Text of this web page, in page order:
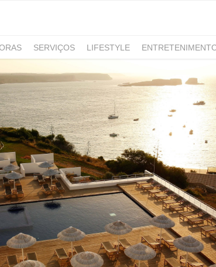
SERVIÇOS LIFESTYLE